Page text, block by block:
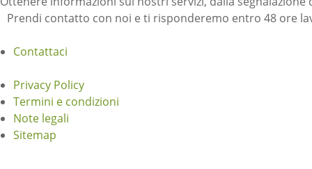
Prendi contatto con noi e ti risponderemo entro 48 ore
Contattaci
Privacy Policy
Termini e condizioni
Note legali
Sitemap